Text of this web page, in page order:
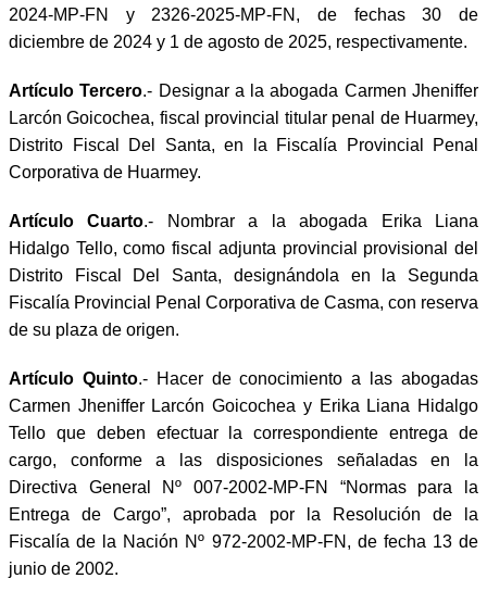
2024-MP-FN y 2326-2025-MP-FN, de fechas 30 de
diciembre de 2024 y 1 de agosto de 2025, respectivamente.
Artículo Tercero.- Designar a la abogada Carmen Jheniffer
Larcón Goicochea, fiscal provincial titular penal de Huarmey,
Distrito Fiscal Del Santa, en la Fiscalía Provincial Penal
Corporativa de Huarmey.
Artículo Cuarto.- Nombrar a la abogada Erika Liana
Hidalgo Tello, como fiscal adjunta provincial provisional del
Distrito Fiscal Del Santa, designándola en la Segunda
Fiscalía Provincial Penal Corporativa de Casma, con reserva
de su plaza de origen.
Artículo Quinto.- Hacer de conocimiento a las abogadas
Carmen Jheniffer Larcón Goicochea y Erika Liana Hidalgo
Tello que deben efectuar la correspondiente entrega de
cargo, conforme a las disposiciones señaladas en la
Directiva General Nº 007-2002-MP-FN “Normas para la
Entrega de Cargo”, aprobada por la Resolución de la
Fiscalía de la Nación Nº 972-2002-MP-FN, de fecha 13 de
junio de 2002.